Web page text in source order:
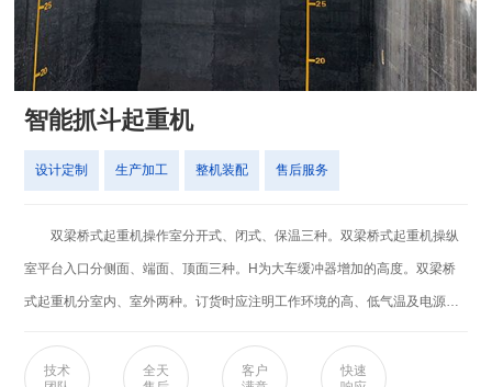
智能抓斗起重机
设计定制 生产加工 整机装配 售后服务
双梁桥式起重机操作室分开式、闭式、保温三种。双梁桥式起重机操纵
室平台入口分侧面、端面、顶面三种。H为大车缓冲器增加的高度。双梁桥
式起重机分室内、室外两种。订货时应注明工作环境的高、低气温及电源种
了使用过程中的安全性。 简介 1.双梁桥式起重机操作室分开式、闭
技术
全天
客户
快速